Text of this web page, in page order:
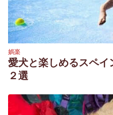
娯楽
愛犬と楽しめるスペイ
２選